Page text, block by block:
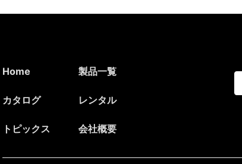
Home 製品一覧
カタログ レンタル
トピックス 会社概要